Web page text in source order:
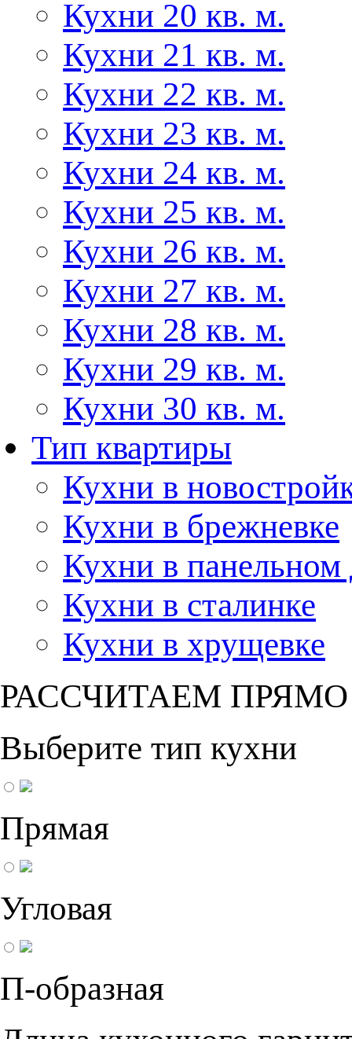
Кухни 20 кв. м.
Кухни 21 кв. м.
Кухни 22 кв. м.
Кухни 23 кв. м.
Кухни 24 кв. м.
Кухни 25 кв. м.
Кухни 26 кв. м.
Кухни 27 кв. м.
Кухни 28 кв. м.
Кухни 29 кв. м.
Кухни 30 кв. м.
Тип квартиры
Кухни в
Кухни в брежневке
Кухни в панельном
Кухни в сталинке
Кухни в хрущевке
РАССЧИТАЕМ
Выберите тип кухни
Прямая
Угловая
П-образная